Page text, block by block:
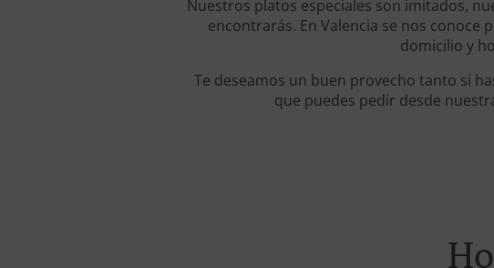
Nuestros platos especiales son imitados,
encontrarás. En Valencia se nos
domicilio y
Te deseamos un buen provecho tanto si
que puedes pedir desde